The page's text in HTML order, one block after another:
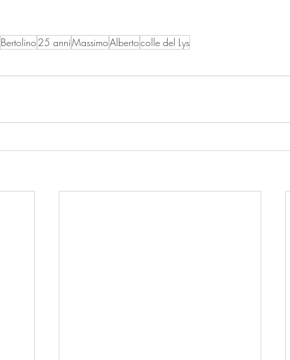
Bertolino25 anniMassimoAlbertocolle del Lys